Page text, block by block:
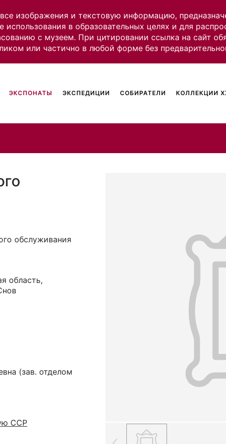
изображения и текстовую информацию,
использования в образовательных целях и для
с музеем. При цитировании ссылка на сайт
или частично в любой форме без
ЭКСПОНАТЫ ЭКСПЕДИЦИИ СОБИРАТЕЛИ КОЛЛЕКЦИИ
обслуживания
область,
(зав. отделом
ССР